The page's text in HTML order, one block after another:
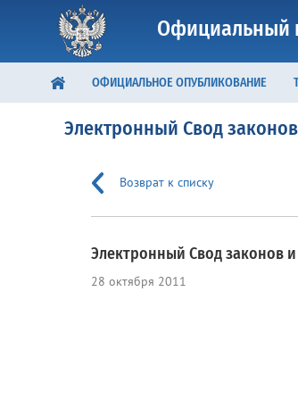
Официальный
ОФИЦИАЛЬНОЕ ОПУБЛИКОВАНИЕ
Электронный Свод
Возврат к списку
Электронный Свод законов
28 октября 2011